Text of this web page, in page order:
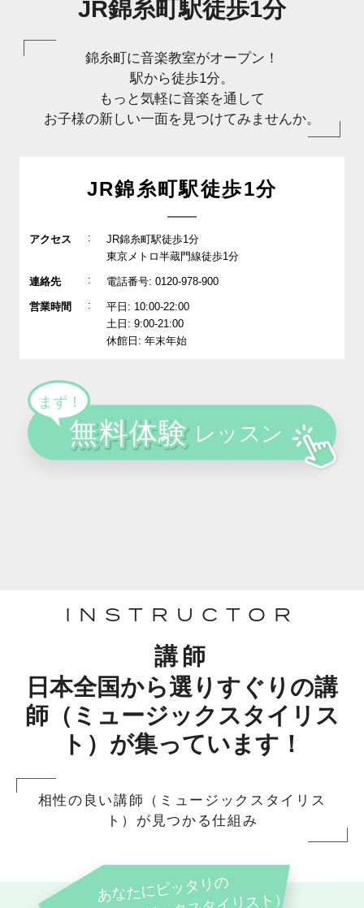
JR錦糸町駅徒歩1分
錦糸町に音楽教室がオープン！
駅から徒歩1分。
もっと気軽に音楽を通して
お子様の新しい一面を見つけてみませんか。
JR錦糸町駅徒歩1分
アクセス :
JR錦糸町駅徒歩1分
東京メトロ半蔵門線徒歩1分
連絡先 : 電話番号: 0120-978-900
営業時間 :
平日: 10:00-22:00
土日: 9:00-21:00
休館日: 年末年始
INSTRUCTOR
講師
日本全国から選りすぐりの講
師（ミュージックスタイリス
ト）が集っています！
相性の良い講師（ミュージックスタイリス
ト）が見つかる仕組み